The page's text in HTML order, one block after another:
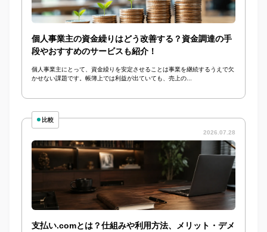
個人事業主の資金繰りはどう改善する？資金調達の手
段やおすすめのサービスも紹介！
個人事業主にとって、資金繰りを安定させることは事業を継続するうえで欠
かせない課題です。帳簿上では利益が出ていても、売上の...
比較
2026.07.28
支払い.comとは？仕組みや利用方法、メリット・デメ